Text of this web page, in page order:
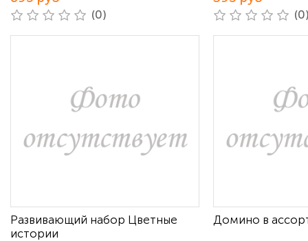
(0)
Развивающий набор Цветные
истории
Домино в